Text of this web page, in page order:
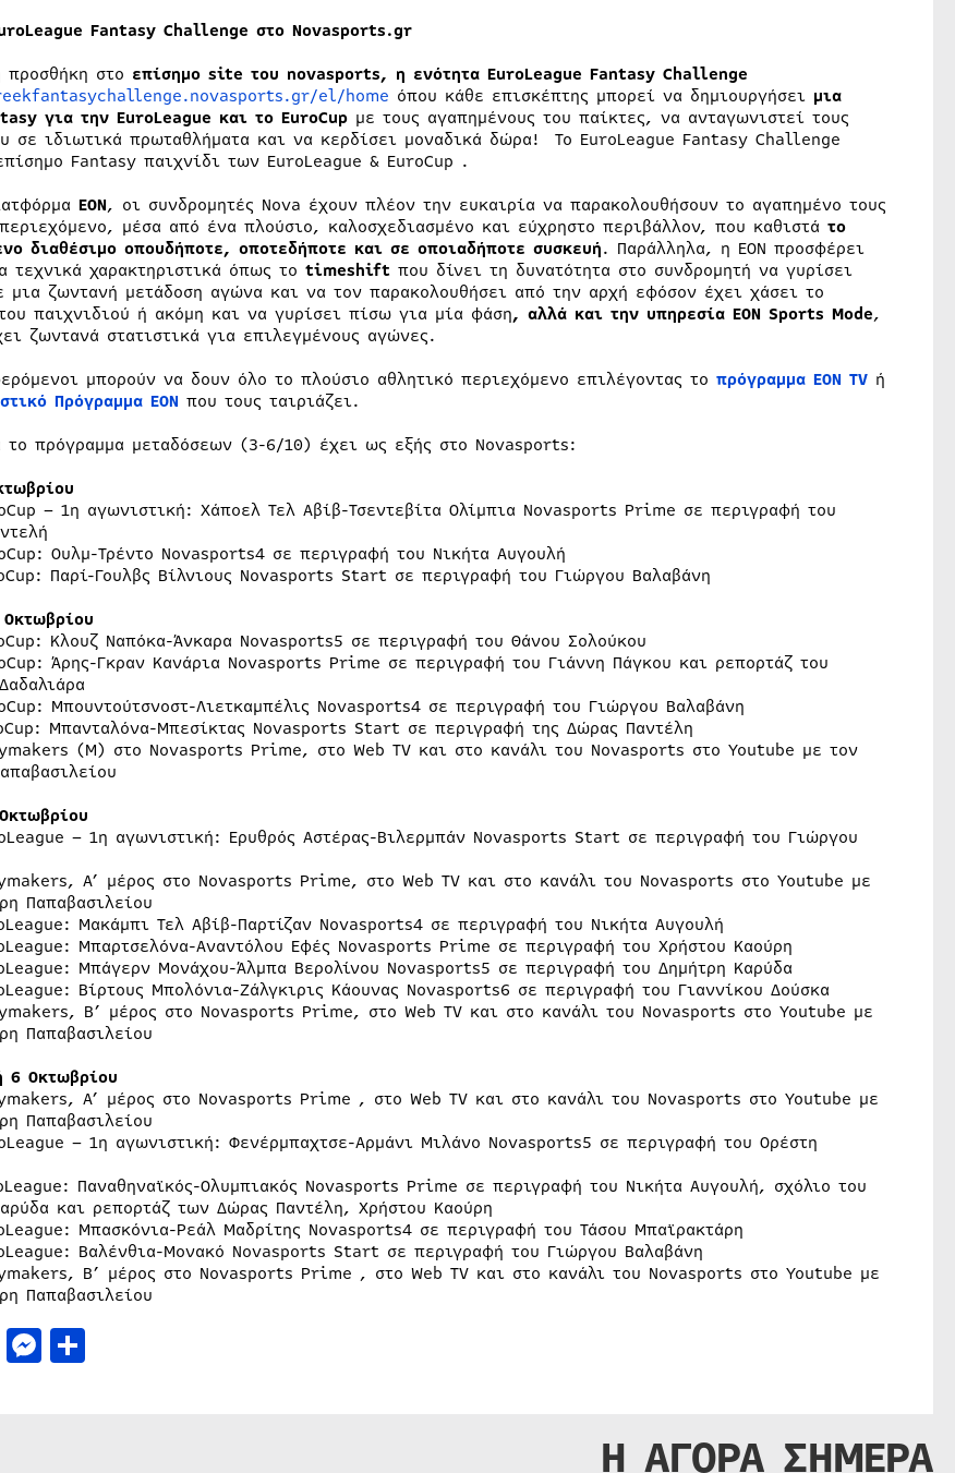
Fantasy Challenge στοNovasports.gr
προσθήκη στο επίσημο site του novasports, η ενότητα EuroLeague Fantasy Challenge
el/home όπου κάθε επισκέπτης μπορεί να δημιουργήσει μια
για την EuroLeague και το EuroCupμε τους αγαπημένους του παίκτες, να ανταγωνιστεί τους
σε ιδιωτικά πρωταθλήματα και να κερδίσει μοναδικά δώρα! Το EuroLeague Fantasy Challenge
Fantasy παιχνίδι των EuroLeague & EuroCup .
EON, οι συνδρομητές Nova έχουν πλέον την ευκαιρία να παρακολουθήσουν το αγαπημένο τους
μέσα από ένα πλούσιο, καλοσχεδιασμένο και εύχρηστο περιβάλλον, που καθιστά το
διαθέσιμο οπουδήποτε, οποτεδήποτε και σε οποιαδήποτε συσκευή. Παράλληλα, η ΕΟΝ προσφέρει
τεχνικά χαρακτηριστικά όπως το timeshift που δίνει τη δυνατότητα στο συνδρομητή να γυρίσει
μια ζωντανή μετάδοση αγώνα και να τον παρακολουθήσει από την αρχή εφόσον έχει χάσει το
παιχνιδιού ή ακόμη και να γυρίσει πίσω για μία φάση, αλλά και την υπηρεσία EON Sports Mode,
ζωντανά στατιστικά για επιλεγμένους αγώνες.
μπορούν να δουν όλο το πλούσιο αθλητικό περιεχόμενο επιλέγοντας το πρόγραμμα ΕΟΝ ΤVή
Πρόγραμμα ΕΟΝ που τους ταιριάζει.
το πρόγραμμα μεταδόσεων (3-6/10) έχει ως εξής στο Novasports:
– 1η αγωνιστική: Χάποελ Τελ Αβίβ-Τσεντεβίτα Ολίμπια Novasports Prime σε περιγραφή του
Ουλμ-Τρέντο Novasports4 σε περιγραφή του Νικήτα Αυγουλή
Παρί-Γουλβς Βίλνιους Novasports Start σε περιγραφή του Γιώργου Βαλαβάνη
Κλουζ Ναπόκα-Άνκαρα Novasports5 σε περιγραφή του Θάνου Σολούκου
Άρης-Γκραν Κανάρια Novasports Prime σε περιγραφή του Γιάννη Πάγκου και ρεπορτάζ του
Μπουντούτσνοστ-Λιετκαμπέλις Novasports4 σε περιγραφή του Γιώργου Βαλαβάνη
Μπανταλόνα-Μπεσίκτας Novasports Start σε περιγραφή της Δώρας Παντέλη
(Μ) στο Novasports Prime, στο Web TV και στο κανάλι του Novasports στο Youtube με τον
– 1η αγωνιστική: Ερυθρός Αστέρας-Βιλερμπάν Novasports Start σε περιγραφή του Γιώργου
Α’ μέρος στο Novasports Prime, στο Web TV και στο κανάλι του Novasports στο Youtube με
Παπαβασιλείου
Μακάμπι Τελ Αβίβ-Παρτίζαν Novasports4 σε περιγραφή του Νικήτα Αυγουλή
Μπαρτσελόνα-Αναντόλου Εφές Novasports Prime σε περιγραφή του Χρήστου Καούρη
Μπάγερν Μονάχου-Άλμπα Βερολίνου Novasports5 σε περιγραφή του Δημήτρη Καρύδα
Βίρτους Μπολόνια-Ζάλγκιρις Κάουνας Novasports6 σε περιγραφή του Γιαννίκου Δούσκα
Β’ μέρος στο Novasports Prime, στο Web TV και στο κανάλι του Novasports στο Youtube με
Παπαβασιλείου
6 Οκτωβρίου
Α’ μέρος στο Novasports Prime , στο Web TV και στο κανάλι του Novasports στο Youtube με
Παπαβασιλείου
– 1η αγωνιστική: Φενέρμπαχτσε-Αρμάνι Μιλάνο Novasports5 σε περιγραφή του Ορέστη
Παναθηναϊκός-Ολυμπιακός Novasports Prime σε περιγραφή του Νικήτα Αυγουλή, σχόλιο του
και ρεπορτάζ των Δώρας Παντέλη, Χρήστου Καούρη
Μπασκόνια-Ρεάλ Μαδρίτης Novasports4 σε περιγραφή του Τάσου Μπαϊρακτάρη
Βαλένθια-Μονακό Novasports Start σε περιγραφή του Γιώργου Βαλαβάνη
Β’ μέρος στο Novasports Prime , στο Web TV και στο κανάλι του Novasports στο Youtube με
Παπαβασιλείου
Messenger
Μοιραστείτε
Η ΑΓΟΡΑ ΣΗΜΕΡΑ